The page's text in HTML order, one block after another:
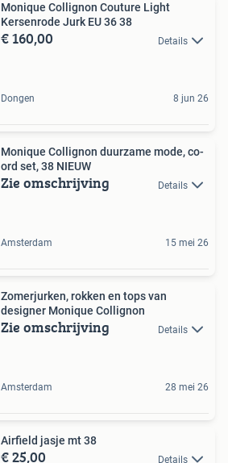
Monique Collignon Couture Light
Kersenrode Jurk EU 36 38
€ 160,00 Details
Dongen 8 jun 26
Monique Collignon duurzame mode, co-
ord set, 38 NIEUW
Zie omschrijving Details
Amsterdam 15 mei 26
Zomerjurken, rokken en tops van
designer Monique Collignon
Zie omschrijving Details
Amsterdam 28 mei 26
Airfield jasje mt 38
€ 25,00 Details